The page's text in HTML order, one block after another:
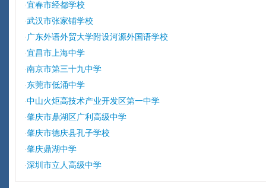
·宜春市经都学校
·武汉市张家铺学校
·广东外语外贸大学附设河源外国语学校
·宜昌市上海中学
·南京市第三十九中学
·东莞市低涌中学
·中山火炬高技术产业开发区第一中学
·肇庆市鼎湖区广利高级中学
·肇庆市德庆县孔子学校
·肇庆鼎湖中学
·深圳市立人高级中学